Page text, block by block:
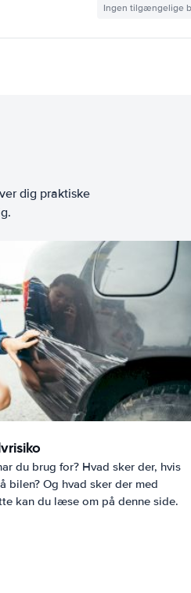
Ingen tilgængelige
dig praktiske
du brug for? Hvad sker der, hvis
bilen? Og hvad sker der med
kan du læse om på denne side.